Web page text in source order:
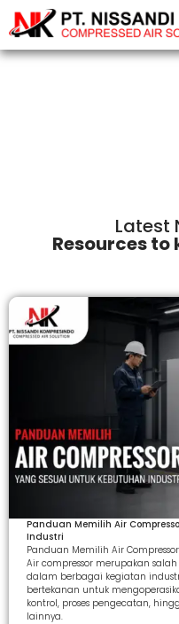
Latest
Resources
Panduan Memilih Air
Industri
Panduan Memilih Air
Air compressor merupakan
dalam berbagai kegiatan
bertekanan untuk
kontrol, proses pengecatan,
lainnya.